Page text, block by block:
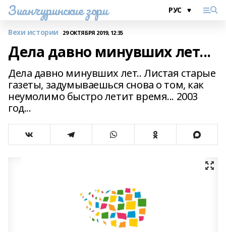
Зианчуринские зори
Вехи истории 29 ОКТЯБРЯ 2019, 12:35
Дела давно минувших лет...
Дела давно минувших лет.. Листая старые
газеты, задумываешься снова о том, как
неумолимо быстро летит время... 2003
год...